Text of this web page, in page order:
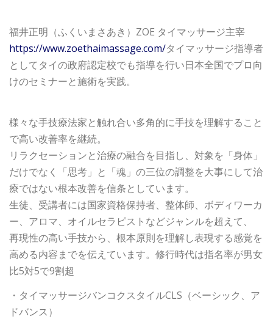
福井正明（ふくいまさあき）ZOE タイマッサージ主宰
https://www.zoethaimassage.com/タイマッサージ指導者
としてタイの政府認定校でも指導を行い日本全国でプロ向
けのセミナーと施術を実践。
様々な手技療法家と触れ合い多角的に手技を理解すること
で高い改善率を継続。
リラクセーションと治療の融合を目指し、対象を「身体」
だけでなく「思考」と「魂」の三位の調整を大事にして治
療ではない根本改善を信条としています。
生徒、受講者には国家資格保持者、整体師、ボディワーカ
ー、アロマ、オイルセラピストなどジャンルを超えて、
再現性の高い手技から、根本原則を理解し表現する感覚を
高める内容までを伝えています。修行時代は指名率が男女
比5対5で9割超
・タイマッサージバンコクスタイルCLS（ベーシック、ア
ドバンス）